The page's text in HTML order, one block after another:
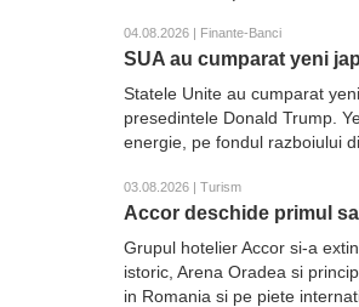
04.08.2026 | Finante-Banci
SUA au cumparat yeni
Statele Unite au cumparat
presedintele Donald Trump.
energie, pe fondul razboiului
03.08.2026 | Turism
Accor deschide primul
Grupul hotelier Accor si-a
istoric, Arena Oradea si
in Romania si pe piete